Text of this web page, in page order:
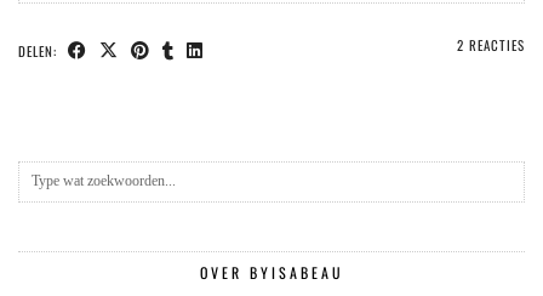
DELEN: 2 REACTIES
OVER BYISABEAU